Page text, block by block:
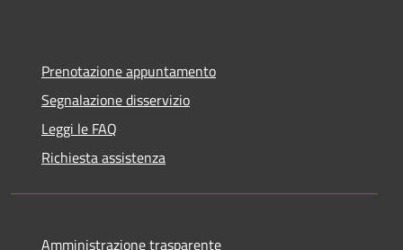
Prenotazione appuntamento
Segnalazione disservizio
Leggi le FAQ
Richiesta assistenza
Amministrazione trasparente